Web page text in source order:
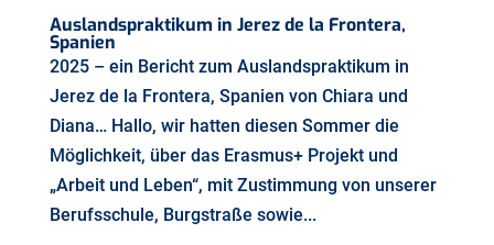
Auslandspraktikum in Jerez de la Frontera,
Spanien
2025 – ein Bericht zum Auslandspraktikum in
Jerez de la Frontera, Spanien von Chiara und
Diana… Hallo, wir hatten diesen Sommer die
Möglichkeit, über das Erasmus+ Projekt und
„Arbeit und Leben“, mit Zustimmung von unserer
Berufsschule, Burgstraße sowie...